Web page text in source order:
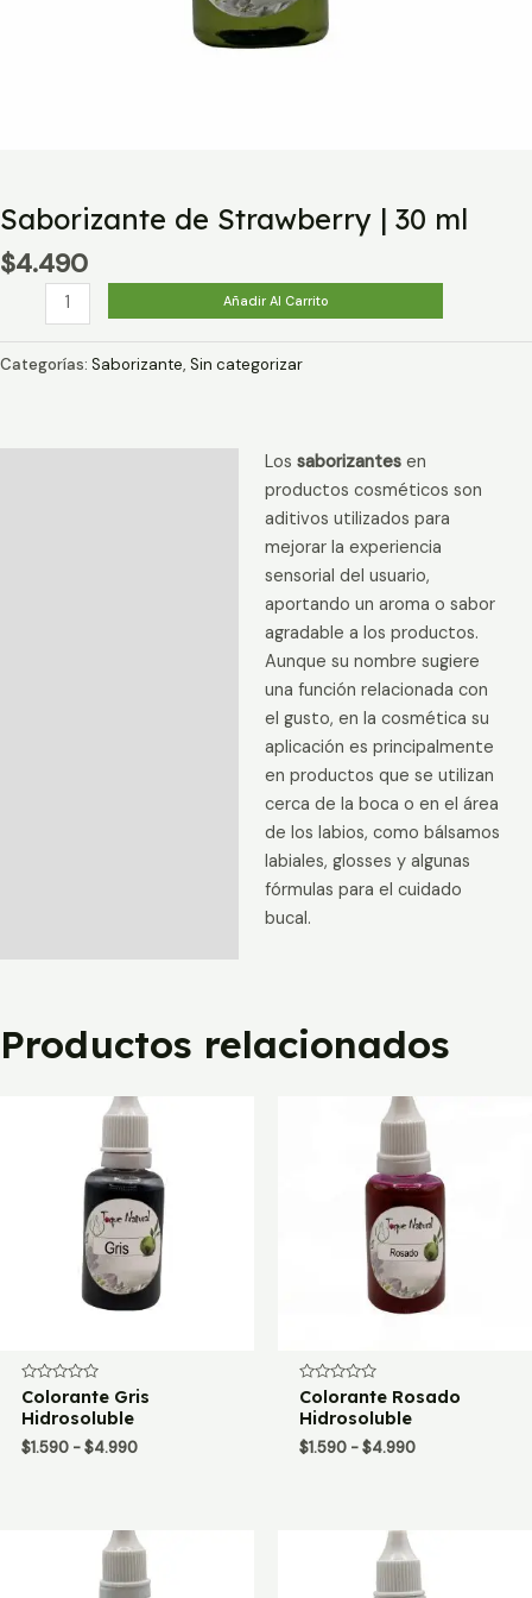
Saborizante de Strawberry | 30 ml
$4.490
Saborizante
Strawberry
Añadir Al Carrito
Categorías: Saborizante, Sin categorizar
Los saborizantesen
productos cosméticos son
aditivos utilizados para
mejorar la experiencia
sensorial del usuario,
aportando un aroma o sabor
agradable a los productos.
Aunque su nombre sugiere
una función relacionada con
el gusto, en la cosmética su
aplicación es principalmente
en productos que se utilizan
cerca de la boca o en el área
de los labios, como bálsamos
labiales, glosses y algunas
fórmulas para el cuidado
bucal.
Productos relacionados
Valorado
con
0
de
5
Colorante Gris
Hidrosoluble
$1.590 - $4.990Rango
hasta
Valorado
con
0
de
5
Colorante Rosado
Hidrosoluble
$1.590 - $4.990Rango
$4.990